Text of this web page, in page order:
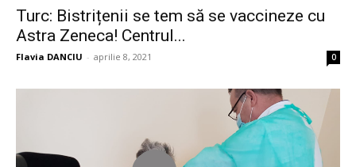
Turc: Bistrițenii se tem să se vaccineze cu
Astra Zeneca! Centrul...
Flavia DANCIU - aprilie 8, 2021 0